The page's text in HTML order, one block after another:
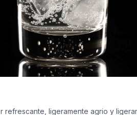
refrescante, ligeramente agrio y